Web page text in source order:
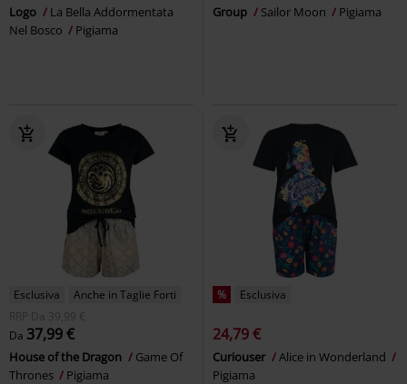
Logo
La Bella Addormentata
Nel Bosco
Pigiama
Group Sailor Moon Pigiama
Esclusiva
Anche in Taglie Forti
RRP
Da
39,99 €
Da 37,99 €
House of the Dragon
Game Of
Thrones
Pigiama
% Esclusiva
24,79 €
Curiouser
Alice in Wonderland
Pigiama